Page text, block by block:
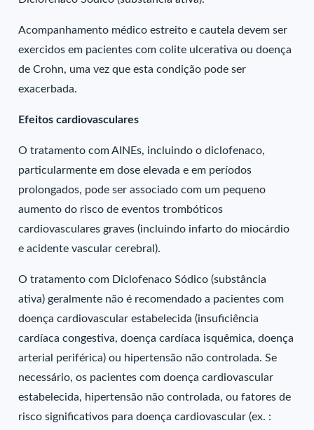
Acompanhamento médico estreito e cautela devem ser
exercidos em pacientes com colite ulcerativa ou doença
de Crohn, uma vez que esta condição pode ser
exacerbada.
Efeitos cardiovasculares
O tratamento com AINEs, incluindo o diclofenaco,
particularmente em dose elevada e em períodos
prolongados, pode ser associado com um pequeno
aumento do risco de eventos trombóticos
cardiovasculares graves (incluindo infarto do miocárdio
e acidente vascular cerebral).
O tratamento com Diclofenaco Sódico (substância
ativa) geralmente não é recomendado a pacientes com
doença cardiovascular estabelecida (insuficiência
cardíaca congestiva, doença cardíaca isquêmica, doença
arterial periférica) ou hipertensão não controlada. Se
necessário, os pacientes com doença cardiovascular
estabelecida, hipertensão não controlada, ou fatores de
risco significativos para doença cardiovascular (ex. :